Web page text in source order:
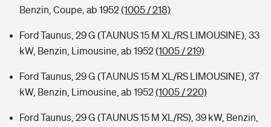
Benzin, Coupe, ab 1952(1005 / 218)
Ford Taunus, 29 G (TAUNUS 15 M XL/RS LIMOUSINE), 33
kW, Benzin, Limousine, ab 1952(1005 / 219)
Ford Taunus, 29 G (TAUNUS 15 M XL/RS LIMOUSINE), 37
kW, Benzin, Limousine, ab 1952(1005 / 220)
Ford Taunus, 29 G (TAUNUS 15 M XL/RS), 39 kW, Benzin,